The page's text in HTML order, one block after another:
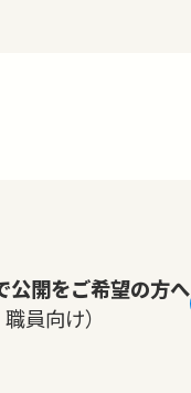
開をご希望の方へ
員向け）